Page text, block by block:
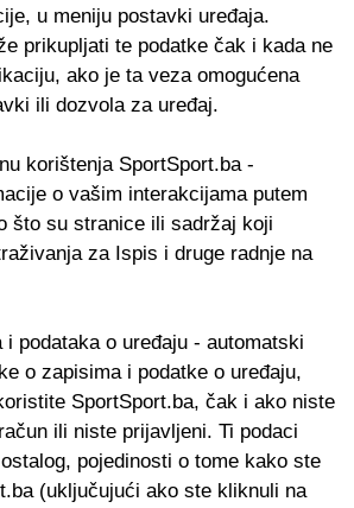
u meniju postavki uređaja.
prikupljati te podatke čak i kada ne
ako je ta veza omogućena
ili dozvola za uređaj.
korištenja SportSport.ba -
o vašim interakcijama putem
što su stranice ili sadržaj koji
za Ispis i druge radnje na
i podataka o uređaju - automatski
o zapisima i podatke o uređaju,
SportSport.ba, čak i ako niste
ili niste prijavljeni. Ti podaci
pojedinosti o tome kako ste
(uključujući ako ste kliknuli na